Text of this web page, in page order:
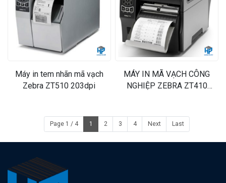
Máy in tem nhãn mã vạch
Zebra ZT510 203dpi
MÁY IN MÃ VẠCH CÔNG
NGHIỆP ZEBRA ZT410
Page 1 / 4 1 2 3 4 Next Last